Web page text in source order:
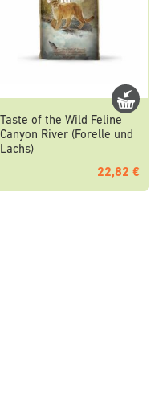
Taste of the Wild Feline
Canyon River (Forelle und
Lachs)
22,82 €